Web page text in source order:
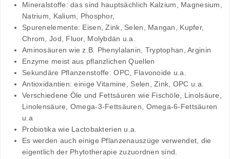
Mineralstoffe: das sind hauptsächlich Kalzium, Magnesium,
Natrium, Kalium, Phosphor,
Spurenelemente: Eisen, Zink, Selen, Mangan, Kupfer,
Chrom, Jod, Fluor, Molybdän u.a.
Aminosäuren wie z.B. Phenylalanin, Tryptophan, Arginin
Enzyme meist aus pflanzlichen Quellen
Sekundäre Pflanzenstoffe: OPC, Flavonoide u.a.
Antioxidantien: einige Vitamine, Selen, Zink, OPC u.a.
Verschiedene Öle und Fettsäuren wie Fischöle, Linolsäure,
Linolensäure, Omega-3-Fettsäuren, Omega-6-Fettsäuren
u.a
Probiotika wie Lactobakterien u.a.
Es werden auch einige Pflanzenauszüge verwendet, die
eigentlich der Phytotherapie zuzuordnen sind.